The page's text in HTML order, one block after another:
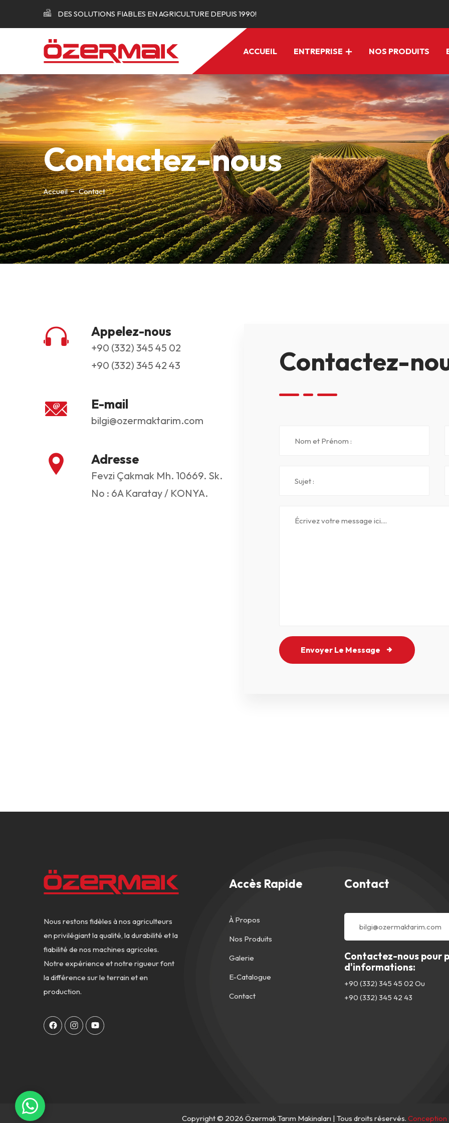
DES SOLUTIONS FIABLES EN AGRICULTURE DEPUIS 1990!
ACCUEIL ENTREPRISE NOS PRODUITS
Contactez-nous
Accueil Contact
Appelez-nous
+90 (332) 345 45 02
+90 (332) 345 42 43
E-mail
bilgi@ozermaktarim.com
Adresse
Fevzi Çakmak Mh. 10669. Sk.
No : 6A Karatay / KONYA.
Contactez-
Envoyer Le Message
Nous restons fidèles à nos agriculteurs
en privilégiant la qualité, la durabilité et la
fiabilité de nos machines agricoles.
Notre expérience et notre rigueur font
la différence sur le terrain et en
production.
Accès Rapide
À Propos
Nos Produits
Galerie
E-Catalogue
Contact
Contact
Contactez-nous pour
d'informations:
+90 (332) 345 45 02 Ou
+90 (332) 345 42 43
Copyright © 2026 Özermak Tarım Makinaları | Tous droits réservés. Conception